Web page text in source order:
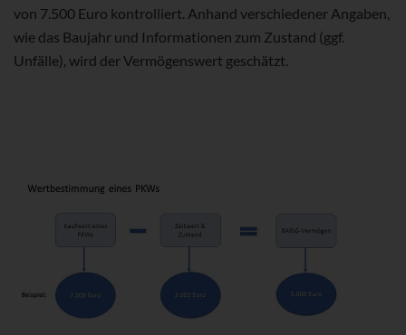
von 7.500 Euro kontrolliert. Anhand verschiedener Angaben,
wie das Baujahr und Informationen zum Zustand (ggf.
Unfälle), wird der Vermögenswert geschätzt.